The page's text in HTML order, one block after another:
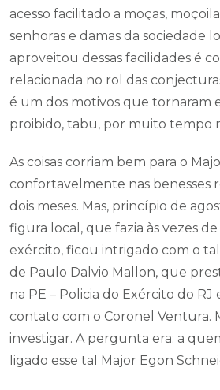
acesso facilitado a moças,
senhoras e damas da sociedade
aproveitou dessas facilidades é
relacionada no rol das
é um dos motivos que tornaram
proibido, tabu, por muito tempo
As coisas corriam bem para o
confortavelmente nas benesses
dois meses. Mas, princípio de
figura local, que fazia às vezes
exército, ficou intrigado com o
de Paulo Dalvio Mallon, que
na PE – Policia do Exército do
contato com o Coronel Ventura.
investigar. A pergunta era: a
ligado esse tal Major Egon